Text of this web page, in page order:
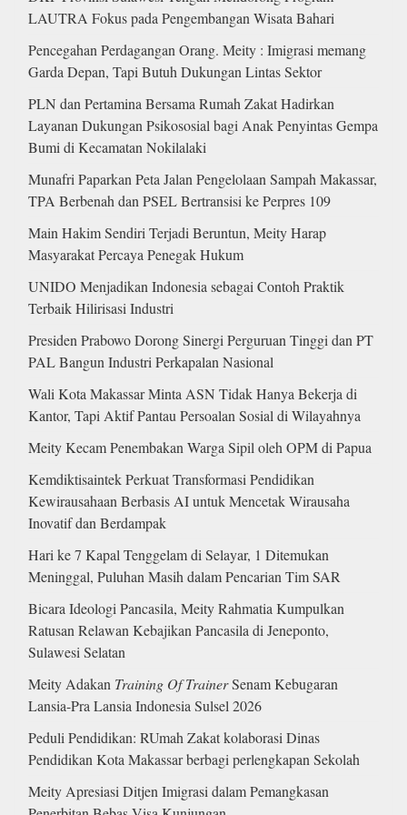
LAUTRA Fokus pada Pengembangan Wisata Bahari
Pencegahan Perdagangan Orang. Meity : Imigrasi memang
Garda Depan, Tapi Butuh Dukungan Lintas Sektor
PLN dan Pertamina Bersama Rumah Zakat Hadirkan
Layanan Dukungan Psikososial bagi Anak Penyintas Gempa
Bumi di Kecamatan Nokilalaki
Munafri Paparkan Peta Jalan Pengelolaan Sampah Makassar,
TPA Berbenah dan PSEL Bertransisi ke Perpres 109
Main Hakim Sendiri Terjadi Beruntun, Meity Harap
Masyarakat Percaya Penegak Hukum
UNIDO Menjadikan Indonesia sebagai Contoh Praktik
Terbaik Hilirisasi Industri
Presiden Prabowo Dorong Sinergi Perguruan Tinggi dan PT
PAL Bangun Industri Perkapalan Nasional
Wali Kota Makassar Minta ASN Tidak Hanya Bekerja di
Kantor, Tapi Aktif Pantau Persoalan Sosial di Wilayahnya
Meity Kecam Penembakan Warga Sipil oleh OPM di Papua
Kemdiktisaintek Perkuat Transformasi Pendidikan
Kewirausahaan Berbasis AI untuk Mencetak Wirausaha
Inovatif dan Berdampak
Hari ke 7 Kapal Tenggelam di Selayar, 1 Ditemukan
Meninggal, Puluhan Masih dalam Pencarian Tim SAR
Bicara Ideologi Pancasila, Meity Rahmatia Kumpulkan
Ratusan Relawan Kebajikan Pancasila di Jeneponto,
Sulawesi Selatan
Meity Adakan Training Of TrainerSenam Kebugaran
Lansia-Pra Lansia Indonesia Sulsel 2026
Peduli Pendidikan: RUmah Zakat kolaborasi Dinas
Pendidikan Kota Makassar berbagi perlengkapan Sekolah
Meity Apresiasi Ditjen Imigrasi dalam Pemangkasan